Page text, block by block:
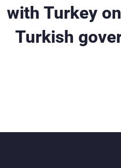
with Turkey
Turkish